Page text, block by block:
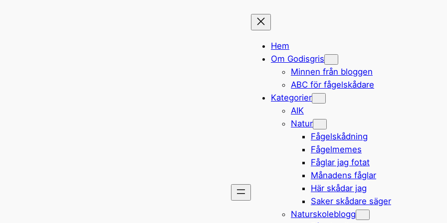
Hem
Om Godisgris
Minnen från bloggen
ABC för fågelskådare
Kategorier
AIK
Natur
Fågelskådning
Fågelmemes
Fåglar jag fotat
Månadens fåglar
Här skådar jag
Saker skådare säger
Naturskoleblogg